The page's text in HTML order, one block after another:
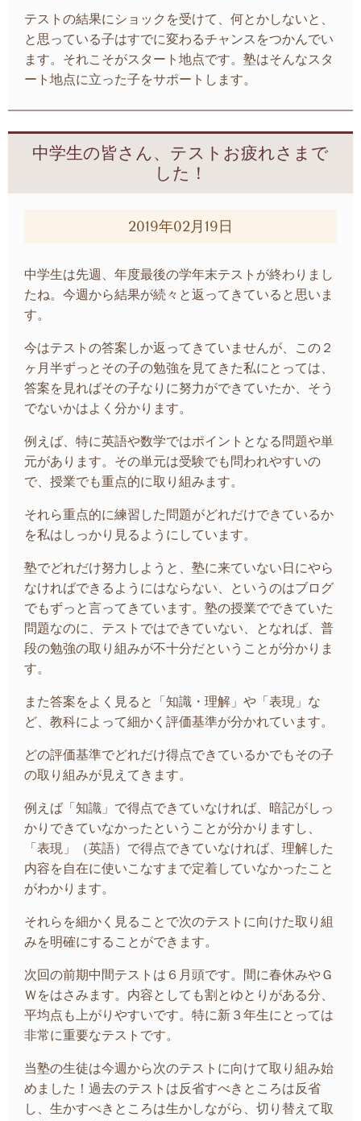
テストの結果にショックを受けて、何とかしないと、
と思っている子はすでに変わるチャンスをつかんでい
ます。それこそがスタート地点です。塾はそんなスタ
ート地点に立った子をサポートします。
中学生の皆さん、テストお疲れさまで
した！
2019年02月19日
中学生は先週、年度最後の学年末テストが終わりまし
たね。今週から結果が続々と返ってきていると思いま
す。
今はテストの答案しか返ってきていませんが、この２
ヶ月半ずっとその子の勉強を見てきた私にとっては、
答案を見ればその子なりに努力ができていたか、そう
でないかはよく分かります。
例えば、特に英語や数学ではポイントとなる問題や単
元があります。その単元は受験でも問われやすいの
で、授業でも重点的に取り組みます。
それら重点的に練習した問題がどれだけできているか
を私はしっかり見るようにしています。
塾でどれだけ努力しようと、塾に来ていない日にやら
なければできるようにはならない、というのはブログ
でもずっと言ってきています。塾の授業でできていた
問題なのに、テストではできていない、となれば、普
段の勉強の取り組みが不十分だということが分かりま
す。
また答案をよく見ると「知識・理解」や「表現」な
ど、教科によって細かく評価基準が分かれています。
どの評価基準でどれだけ得点できているかでもその子
の取り組みが見えてきます。
例えば「知識」で得点できていなければ、暗記がしっ
かりできていなかったということが分かりますし、
「表現」（英語）で得点できていなければ、理解した
内容を自在に使いこなすまで定着していなかったこと
がわかります。
それらを細かく見ることで次のテストに向けた取り組
みを明確にすることができます。
次回の前期中間テストは６月頭です。間に春休みやＧ
Ｗをはさみます。内容としても割とゆとりがある分、
平均点も上がりやすいです。特に新３年生にとっては
非常に重要なテストです。
当塾の生徒は今週から次のテストに向けて取り組み始
めました！過去のテストは反省すべきところは反省
し、生かすべきところは生かしながら、切り替えて取